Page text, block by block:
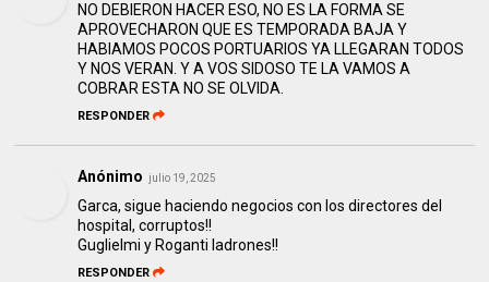
NO DEBIERON HACER ESO, NO ES LA FORMA SE
APROVECHARON QUE ES TEMPORADA BAJA Y
HABIAMOS POCOS PORTUARIOS YA LLEGARAN TODOS
Y NOS VERAN. Y A VOS SIDOSO TE LA VAMOS A
COBRAR ESTA NO SE OLVIDA.
RESPONDER
Anónimo julio 19, 2025
Garca, sigue haciendo negocios con los directores del
hospital, corruptos!!
Guglielmi y Roganti ladrones!!
RESPONDER